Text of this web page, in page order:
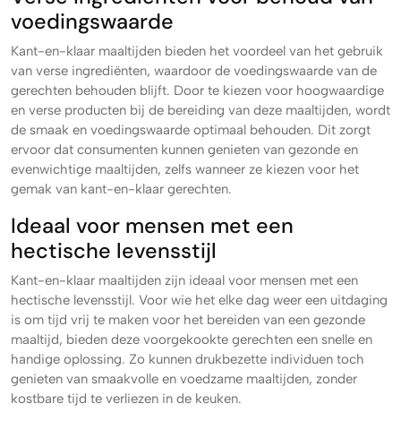
voedingswaarde
Kant-en-klaar maaltijden bieden het voordeel van het gebruik
van verse ingrediënten, waardoor de voedingswaarde van de
gerechten behouden blijft. Door te kiezen voor hoogwaardige
en verse producten bij de bereiding van deze maaltijden, wordt
de smaak en voedingswaarde optimaal behouden. Dit zorgt
ervoor dat consumenten kunnen genieten van gezonde en
evenwichtige maaltijden, zelfs wanneer ze kiezen voor het
gemak van kant-en-klaar gerechten.
Ideaal voor mensen met een
hectische levensstijl
Kant-en-klaar maaltijden zijn ideaal voor mensen met een
hectische levensstijl. Voor wie het elke dag weer een uitdaging
is om tijd vrij te maken voor het bereiden van een gezonde
maaltijd, bieden deze voorgekookte gerechten een snelle en
handige oplossing. Zo kunnen drukbezette individuen toch
genieten van smaakvolle en voedzame maaltijden, zonder
kostbare tijd te verliezen in de keuken.